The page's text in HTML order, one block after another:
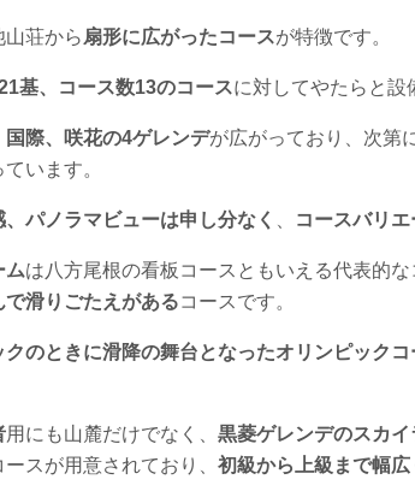
山荘から扇形に広がったコースが特徴です。
基、コース数13のコースに対してやたらと設
際、咲花の4ゲレンデが広がっており、次第
います。
パノラマビューは申し分なく コースバリ
ムは八方尾根の看板コースともいえる代表的な
滑りごたえがあるコースです。
のときに滑降の舞台となったオリンピックコ
用にも山麓だけでなく、 黒菱ゲレンデのスカ
スが用意されており、 初級から上級まで幅